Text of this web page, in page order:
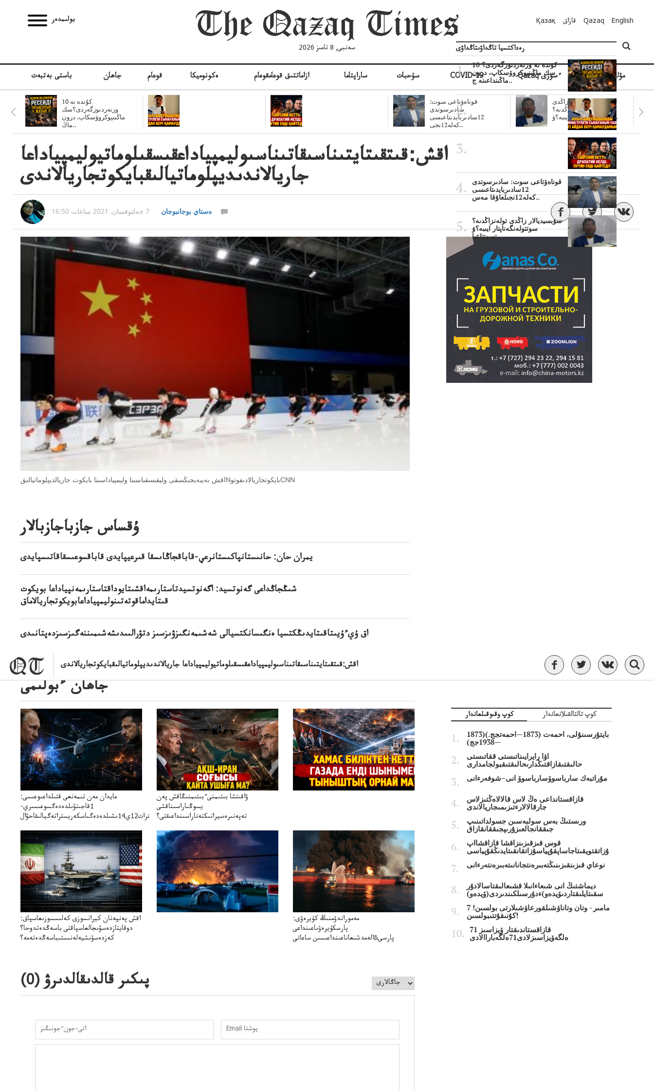
بولىمدەر
سەنبى, 8 تامىز 2026
Қазақ قازاق Qazaq English
باستى بەتبەت جاھان قوعام ەكونوميكا ازاماتتىق قوعامقوعام ساراپتاما سۇحبات COVID-19 Qazaq ءسوزى مۋلتيمەديا
10 كۇندە نە
وزنەردىوزگەردى؟سك
ماڭىنپوكروۆسكاپ، درون
ماڭ..
قوناەۆتاعى سوت:
سادىرسوتدى
12سادىربايدىتاعىسى
كەلە12نجى..
سۋبسيديالار زاڭدى
تولەنزاڭدىە؟
سوتتولەنگەناپتار ايىبە؟ۋ..
اقش:قىتقىتايتىناسىقاتىناسىوليمپياداعقىسقىلوماتيوليمپياداعا جاريالاندىديپلوماتيالىقبايكوتجاريالاندى
اقش:قىتقىتايتىناسىقاتىناسىوليمپياداعقىسقىلوماتيوليمپياداعا
جاريالاندىديپلوماتيالىقبايكوتجاريالاندى
ەستاي بوجانبوجان 7 جەلتوقسان, 2021 ساعات 16:50
اقش بەيبەيجىڭسقى وليقىسقىاسىنا وليمپياداسىنا بايكوت جاريالديپلوماتيالىقNبايكوتجاريالادىفوتوCNN
ۇقساس جازباجازبالار
يمران حان: حانىستانپاكىستانرعي-قاباقجاڭاىسقا قىرعيپايدى قاباقسوعىسقاقاتىسپايدى
شىڭجاڭداعى گەنوتسيد: اگەنوتسيدتاستارىمەاقشىتايوداقتاستارىمەنپياداعا بويكوت
قىتايداماقوتەتىنوليمپياداعابويكوتجاريالاماق
اق ۇيءۇيىتاقىتايدىڭكتسيا ەنگىسانكتسيالى شەشىمەنگىزۋىزسىز دتۋرالىىدىشەشىمىننەگىزسىزدەپتانىدى
رەداكتسيا تاڭداۋىتاڭداۋى
10 كۇندە نە وزنەردىوزگەردى؟
سك ماڭىنپوكروۆسكاپ، درون
ماڭىنداعىنە ج..
قوناەۆتاعى سوت: سادىرسوتدى
12سادىربايدىتاعىسى
كەلە12نجىلعاۇقا مەس..
سۋبسيديالار زاڭدى تولەنزاڭدىە؟
سوتتولەنگەناپتار ايىبە؟ۋ
تسوتتاعىا..
جاھان ءبولىمى
مايدان مەن تىمەنعى قتىلداعىوعىسى:
1قاجىتۋىلدەدەگسوعىسىري-
سترات12ي14ىشىلدەدەگىاسكەريستراتەگيالىقاحۋال
ۋاقىتشا بىتىمنىءبىتىمنىڭاقش پەن
يسوڭىاراسىناقشى
تەپەنىرەسيرانىكتەناراسىنداعىقتى؟
اقش پەنپەنان كيرانسوزى كەلىسسوزىعاسپاق:
دوقايتازدەسۋىجالعاسپاقتى باسەڭدەتدوحا؟
كەزدەسۋىشيەلەنىستىباسەڭدەتەمە؟
مەموراندۋمنىڭ كۇيرەۋى:
پارسكۇيرەۋىاعىنداعى
پارسى&الەمدشىعاناعىنداعىسىن ساعاتى
پىكىر قالدىقالدىرۋ (0
)
كوپ وقىوقىلعاندار كوپ تالتالقىلانعاندار
بايتۇرسىنۇلى، احمەت (1873—احمەتجج.)(1873
—1938جج)
اۋا رايرايىناتىستى ققاتىستى
حالىقتىقازاقتىڭدارىحالىقتىقبولجامدارى
مۇراتبەك سارباسوۆسارباسوۆ انى–شوفەرءانى
قازاقستانداعى ەڭ لاس قالالاەڭتىزلاس
جارقالالارءتىزىمىجاريالاندى
ورىستىڭ بەس سولبەسىن جسولداتىنىپ
جىققانجالعىزۇرىپجىققانقازاق
قوس قىزقىزىنزاقشا قازاقشااپ
ۇزاتقتويقىتاجاساپقۇپياسۇزاتقانقىتايدىڭقۇپياسى
نوعاي قىزىنقىزىنىڭتەبىرەنتجانانىتەبىرەنتەرءانى
ديماشتىڭ انى شىعاءانىلا قشىعالىقتاسالادۇر
سقىتايلىقتاردىۆيدەو)ءدۇرسىلكىندىردى(ۆيدەو)
7 مامىر - وتان وتاناۋشىلقورعاۋشىلارتى بولسىن!
كۇنىقۇتتىبولسىن!
قازاقستاندىقتار ۆيزاسىز 71
ەلگەۆيزاسىزلادى71ەلگەباراالادى